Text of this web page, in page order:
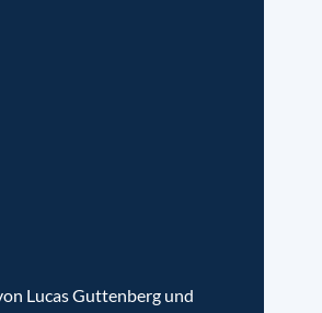
Lucas Guttenberg und